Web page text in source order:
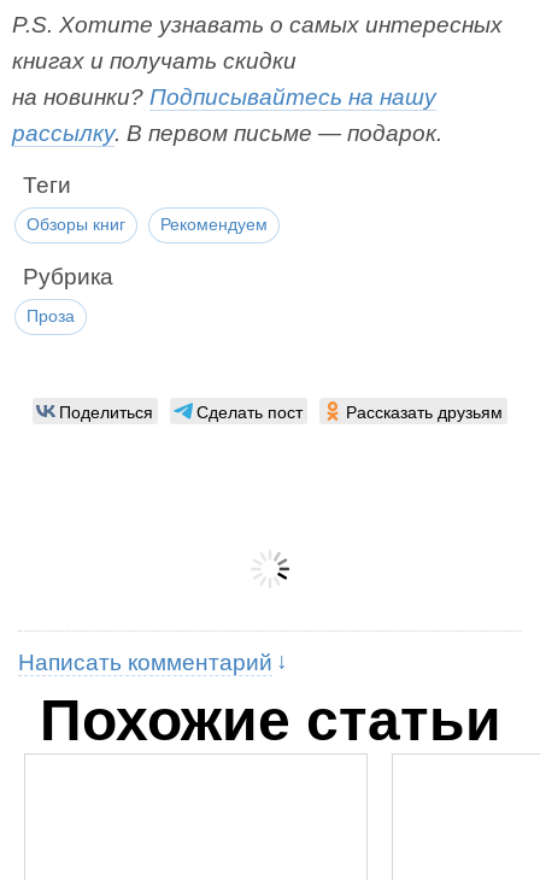
P.S. Хотите узнавать о самых интересных
книгах и получать скидки
на новинки? Подписывайтесь на нашу
рассылку. В первом письме — подарок.
Теги
Обзоры книг Рекомендуем
Рубрика
Проза
Поделиться Сделать пост Рассказать друзьям
Написать комментарий
Похожие статьи